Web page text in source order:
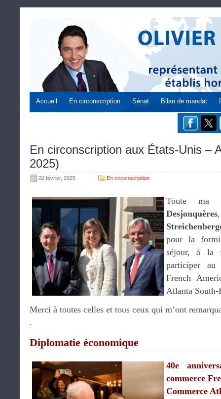
Accueil En circonscription Sénat Bilan de mandat
En circonscription aux États-Unis –
2025)
22 février, 2025 En circonscription
Toute ma
Desjonquères
pour la
séjour, à la
participer au
French
Atlanta South-
Merci à toutes celles et tous ceux qui m’ont
.
Diplomatie économique
40e
commerce
Commerce